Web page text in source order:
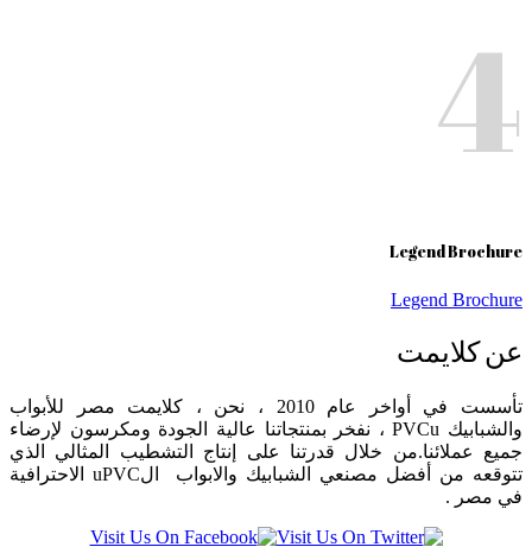
4
Legend Brochure
Legend Brochure
عن كلايمت
تأسست في أواخر عام 2010 ، نحن ، كلايمت مصر للأبواب
والشبابيك PVCu ، نفخر بمنتجاتنا عالية الجودة ومكرسون لإرضاء
جميع عملائنا.من خلال قدرتنا على إنتاج التشطيب المثالي الذي
تتوقعه من أفضل مصنعي الشبابيك والابواب الuPVC الاحترافية
في مصر .